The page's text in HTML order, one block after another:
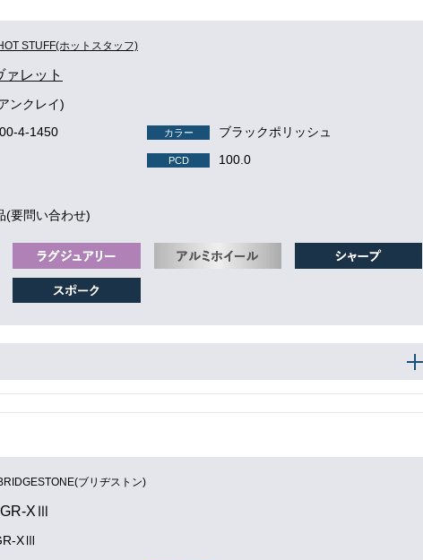
STUFF(ホットスタッフ)
ァレット
ンクレイ)
4-1450
カラー ブラックポリッシュ
PCD 100.0
(要問い合わせ)
ブリヂストン)
XⅢ
XⅢ